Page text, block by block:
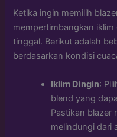
Ketika ingin memilih
mempertimbangkan
tinggal. Berikut adalah
berdasarkan kondisi
Iklim Dingin:
blend yang
Pastikan blazer
melindungi dari